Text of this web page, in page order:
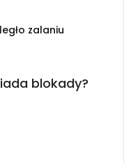
zalaniu
blokady?